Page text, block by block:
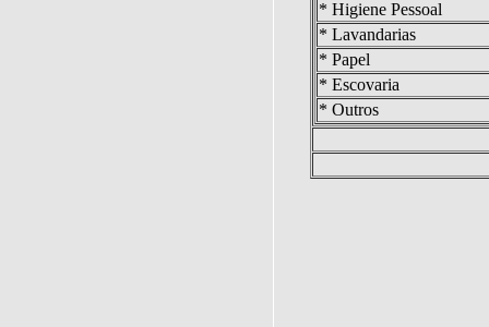
* Higiene Pessoal
* Lavandarias
* Papel
* Escovaria
* Outros